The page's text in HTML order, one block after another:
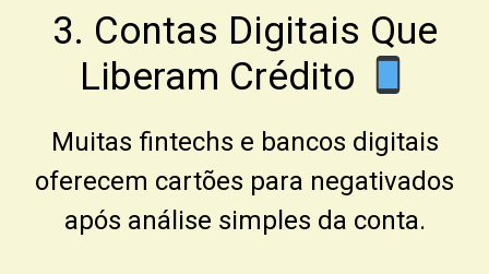
3. Contas Digitais Que
Liberam Crédito
Muitas fintechs e bancos digitais
oferecem cartões para negativados
após análise simples da conta.